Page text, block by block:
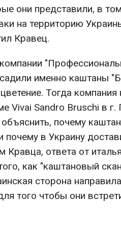
они представили, в
на территорию
Кравец.
именно каштаны
Тогда компания
Vivai Sandro Bruschi в г.
почему
в Украину
Кравца, ответа от
как "каштановый
сторона
того чтобы они